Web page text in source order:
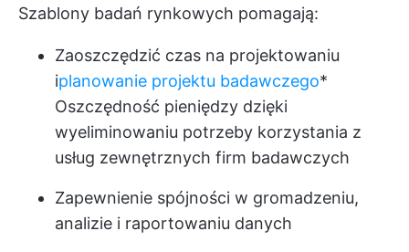
Szablony badań rynkowych pomagają:
Zaoszczędzić czas na projektowaniu
iplanowanie projektu badawczego*
Oszczędność pieniędzy dzięki
wyeliminowaniu potrzeby korzystania z
usług zewnętrznych firm badawczych
Zapewnienie spójności w gromadzeniu,
analizie i raportowaniu danych